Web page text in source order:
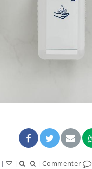
| | |Commenter